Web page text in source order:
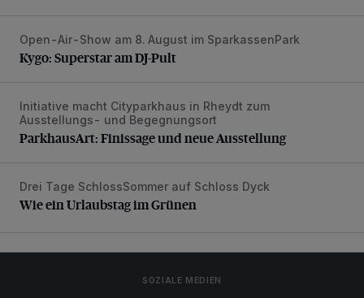
Kygo: Superstar am DJ-Pult
Open-Air-Show am 8. August im SparkassenPark
Kygo: Superstar am DJ-Pult
ParkhausArt: Finissage und neue Ausstellung
Initiative macht Cityparkhaus in Rheydt zum
Ausstellungs- und Begegnungsort
ParkhausArt: Finissage und neue Ausstellung
Wie ein Urlaubstag im Grünen
Drei Tage SchlossSommer auf Schloss Dyck
Wie ein Urlaubstag im Grünen
SOZIALE MEDIEN